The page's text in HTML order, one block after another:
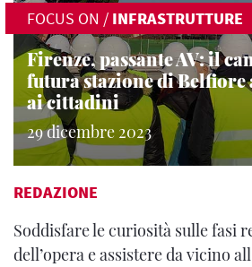
FOCUS ON / INFRASTRUTTURE
Firenze, passante AV: il
futura stazione di Belfiore
ai cittadini
29 dicembre 2023
REDAZIONE
Soddisfare le curiosità sulle fasi
dell’opera e assistere da vicino